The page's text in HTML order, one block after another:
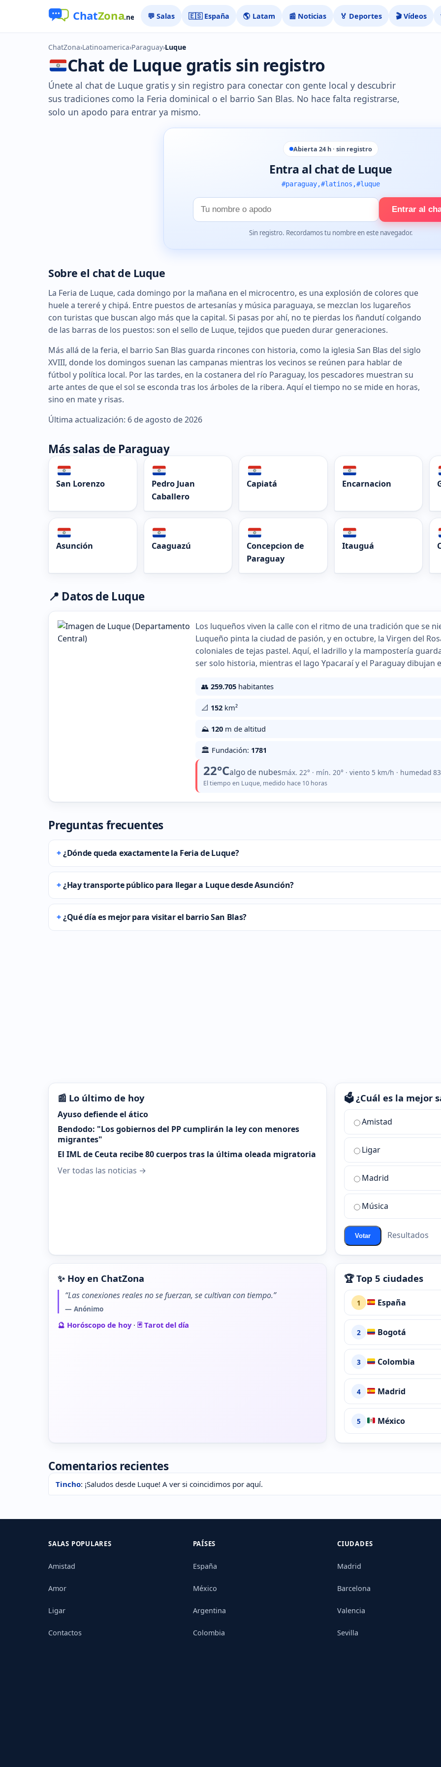
💬 Salas 🇪🇸 España 🌎 Latam 📰 Noticias 🏅 Deportes 🎬 Vídeos
ChatZona›Latinoamerica›Paraguay›Luque
Chat de Luque gratis sin registro
Únete al chat de Luque gratis y sin registro para conectar con gente local y descubrir
sus tradiciones como la Feria dominical o el barrio San Blas. No hace falta registrarse,
solo un apodo para entrar ya mismo.
Abierta 24 h · sin registro
Entra al chat de Luque
#paraguay,#latinos,#luque
Tu
nombre
Entrar al
Sin registro. Recordamos tu nombre en este navegador.
Sobre el chat de Luque
La Feria de Luque, cada domingo por la mañana en el microcentro, es una explosión de colores que
huele a tereré y chipá. Entre puestos de artesanías y música paraguaya, se mezclan los lugareños
con turistas que buscan algo más que la capital. Si pasas por ahí, no te pierdas los ñandutí colgando
de las barras de los puestos: son el sello de Luque, tejidos que pueden durar generaciones.
Más allá de la feria, el barrio San Blas guarda rincones con historia, como la iglesia San Blas del siglo
XVIII, donde los domingos suenan las campanas mientras los vecinos se reúnen para hablar de
fútbol y política local. Por las tardes, en la costanera del río Paraguay, los pescadores muestran su
arte antes de que el sol se esconda tras los árboles de la ribera. Aquí el tiempo no se mide en horas,
sino en mate y risas.
Última actualización: 6 de agosto de 2026
Más salas de Paraguay
San Lorenzo
Pedro Juan
Caballero
Capiatá Encarnacion
Asunción Caaguazú
Concepcion de
Paraguay
Itauguá
📍 Datos de Luque
Los luqueños viven la calle con el ritmo de una tradición que se
Luqueño pinta la ciudad de pasión, y en octubre, la Virgen del
coloniales de tejas pastel. Aquí, el ladrillo y la mampostería
ser solo historia, mientras el lago Ypacaraí y el Paraguay
👥 259.705 habitantes
📐 152 km²
⛰️ 120 m de altitud
🏛️ Fundación: 1781
22°Calgo de nubesmáx. 22° · mín. 20° · viento 5 km/h · humedad
El tiempo en Luque, medido hace 10 horas
Preguntas frecuentes
¿Dónde queda exactamente la Feria de Luque?
¿Hay transporte público para llegar a Luque desde Asunción?
¿Qué día es mejor para visitar el barrio San Blas?
📰 Lo último de hoy
Ayuso defiende el ático
Bendodo: "Los gobiernos del PP cumplirán la ley con menores
migrantes"
El IML de Ceuta recibe 80 cuerpos tras la última oleada migratoria
Ver todas las noticias →
🗳️ ¿Cuál es la mejor
¿Cuál
la
mejor
sala
chat
ChatZona?
Amistad
Ligar
Madrid
Música
Votar Resultados
✨ Hoy en ChatZona
“Las conexiones reales no se fuerzan, se cultivan con tiempo.”
— Anónimo
🔮 Horóscopo de hoy· 🃏 Tarot del día
🏆 Top 5 ciudades
1 España
2 Bogotá
3 Colombia
4 Madrid
5 México
Comentarios recientes
Tincho: ¡Saludos desde Luque! A ver si coincidimos por aquí.
SALAS POPULARES
Amistad
Amor
Ligar
Contactos
PAÍSES
España
México
Argentina
Colombia
CIUDADES
Madrid
Barcelona
Valencia
Sevilla